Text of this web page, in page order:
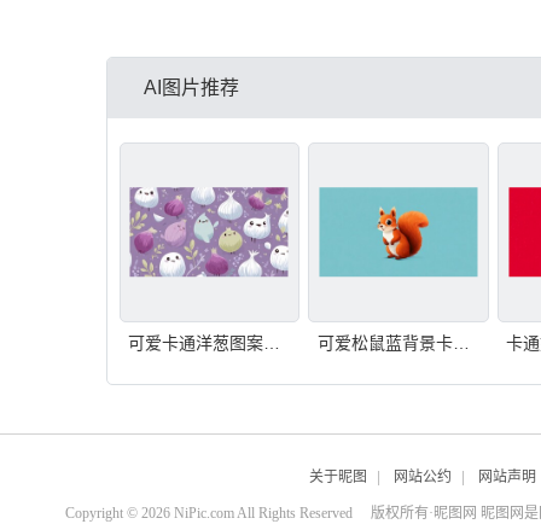
AI图片推荐
可爱松鼠蓝背景卡通形象
关于昵图 | 网站公约 | 网站声明
Copyright © 2026 NiPic.com All Rights Reserved 版权所有·昵图网 昵图网